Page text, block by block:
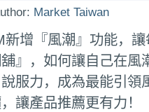
Market Taiwan
新增『風潮』功能，
』，如何讓自己在風
服力，成為最能引領
讓產品推薦更有力！